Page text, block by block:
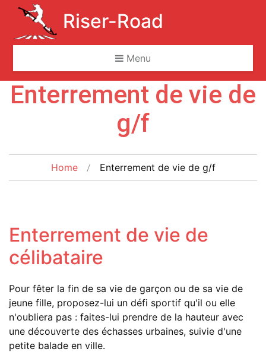
Riser-Road
Menu
SkipEnterrement de vie de
g/f
Home Enterrement de vie de g/f
Enterrement de vie de
célibataire
Pour fêter la fin de sa vie de garçon ou de sa vie de
jeune fille, proposez-lui un défi sportif qu'il ou elle
n'oubliera pas : faites-lui prendre de la hauteur avec
une découverte des échasses urbaines, suivie d'une
petite balade en ville.